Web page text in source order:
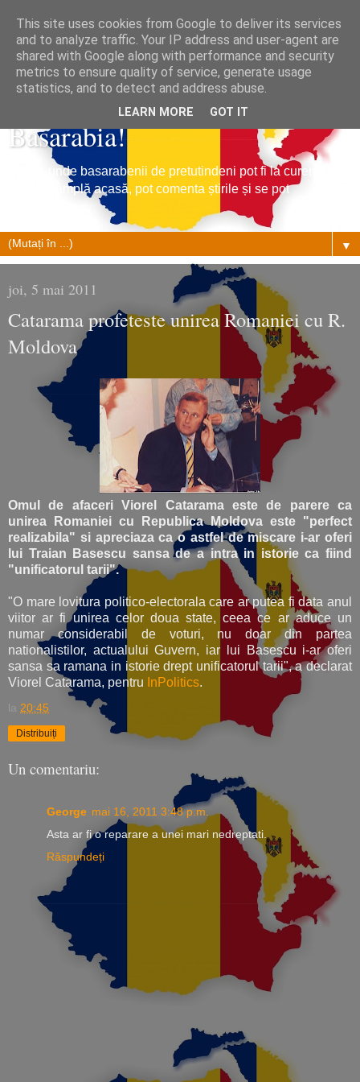
Tribuna Basarabiei, Stiri din
Basarabia!
Un loc unde basarabenii de pretutindeni pot fi la curent cu
ce se întâmplă acasă, pot comenta știrile și se pot
▼
joi, 5 mai 2011
Catarama profeteste unirea Romaniei cu R.
Moldova
Omul de afaceri Viorel Catarama este de parere ca
unirea Romaniei cu Republica Moldova este "perfect
realizabila" si apreciaza ca o astfel de miscare i-ar oferi
lui Traian Basescu sansa de a intra in istorie ca fiind
"unificatorul tarii".
"O mare lovitura politico-electorala care ar putea fi data anul
viitor ar fi unirea celor doua state, ceea ce ar aduce un
numar considerabil de voturi, nu doar din partea
nationalistilor, actualului Guvern, iar lui Basescu i-ar oferi
sansa sa ramana in istorie drept unificatorul tarii", a declarat
Viorel Catarama, pentru InPolitics.
la 20:45
Distribuiți
Un comentariu:
George mai 16, 2011 3:48 p.m.
Asta ar fi o reparare a unei mari nedreptati.
Răspundeți
This site uses cookies from Google to deliver its services
and to analyze traffic. Your IP address and user-agent are
shared with Google along with performance and security
metrics to ensure quality of service, generate usage
statistics, and to detect and address abuse.
LEARN MORE GOT IT